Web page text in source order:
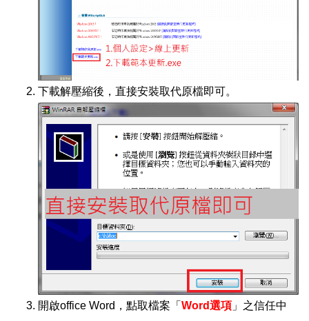
下載解壓縮後，直接安裝取代原檔即可。
開啟office Word，點取檔案「 Word選項 」之信任中